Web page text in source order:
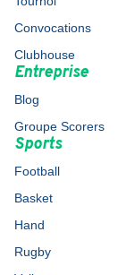
Convocations
Clubhouse
Entreprise
Blog
Groupe Scorers
Sports
Football
Basket
Hand
Rugby